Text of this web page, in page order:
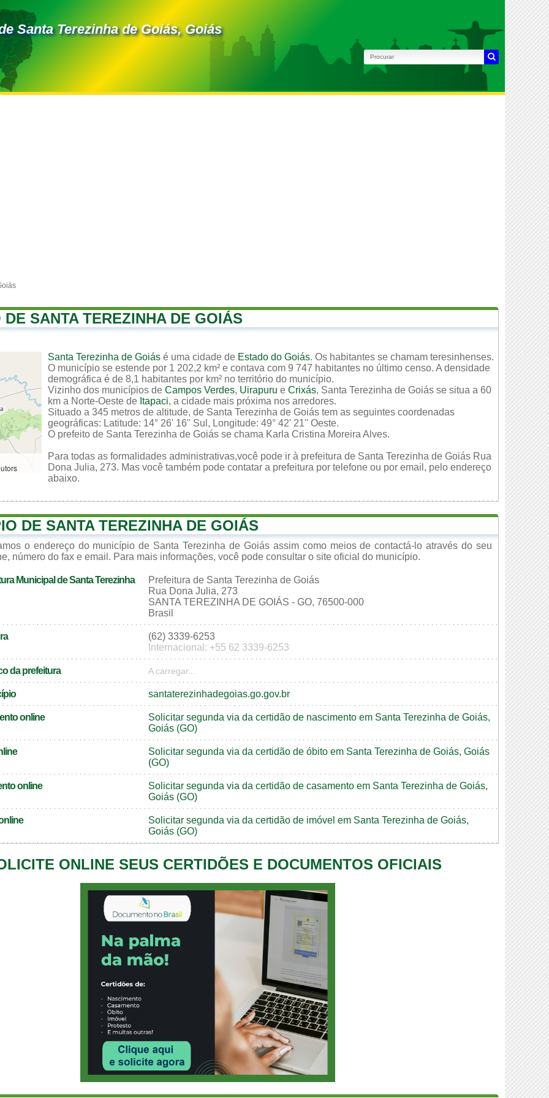
Santa Terezinha de Goiás, Goiás
DE SANTA TEREZINHA DE GOIÁS
Santa Terezinha de Goiás é uma cidade de Estado do Goiás. Os habitantes se chamam teresinhenses.
O município se estende por 1 202,2 km² e contava com 9 747 habitantes no último censo. A densidade
demográfica é de 8,1 habitantes por km² no território do município.
Vizinho dos municípios de Campos Verdes, Uirapuru e Crixás, Santa Terezinha de Goiás se situa a 60
km a Norte-Oeste de Itapaci, a cidade mais próxima nos arredores.
Situado a 345 metros de altitude, de Santa Terezinha de Goiás tem as seguintes coordenadas
geográficas: Latitude: 14° 26' 16'' Sul, Longitude: 49° 42' 21'' Oeste.
O prefeito de Santa Terezinha de Goiás se chama Karla Cristina Moreira Alves.
Para todas as formalidades administrativas,você pode ir à prefeitura de Santa Terezinha de Goiás Rua
Dona Julia, 273. Mas você também pode contatar a prefeitura por telefone ou por email, pelo endereço
abaixo.
DE SANTA TEREZINHA DE GOIÁS
o endereço do município de Santa Terezinha de Goiás assim como meios de contactá-lo através do seu
número do fax e email. Para mais informações, você pode consultar o site oficial do município.
Municipal de Santa Terezinha
Prefeitura de Santa Terezinha de Goiás
Rua Dona Julia, 273
SANTA TEREZINHA DE GOIÁS - GO, 76500-000
Brasil
(62) 3339-6253
Internacional: +55 62 3339-6253
da prefeitura A carregar...
santaterezinhadegoias.go.gov.br
online
Solicitar segunda via da certidão de nascimento em Santa Terezinha de Goiás,
Goiás (GO)
Solicitar segunda via da certidão de óbito em Santa Terezinha de Goiás, Goiás
(GO)
online
Solicitar segunda via da certidão de casamento em Santa Terezinha de Goiás,
Goiás (GO)
Solicitar segunda via da certidão de imóvel em Santa Terezinha de Goiás,
Goiás (GO)
ONLINE SEUS CERTIDÕES E DOCUMENTOS OFICIAIS